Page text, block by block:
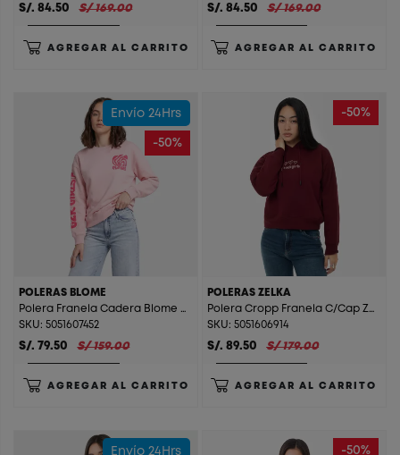
S/. 84.50 S/ 169.00
AGREGAR AL CARRITO
S/. 84.50 S/ 169.00
AGREGAR AL CARRITO
Envío 24Hrs
-50%
POLERAS BLOME
Polera Franela Cadera Blome Palo Rosa
SKU: 5051607452
S/. 79.50 S/ 159.00
AGREGAR AL CARRITO
-50%
POLERAS ZELKA
Polera Cropp Franela C/Cap Zelka Cream Berry
SKU: 5051606914
S/. 89.50 S/ 179.00
AGREGAR AL CARRITO
Envío 24Hrs -50%